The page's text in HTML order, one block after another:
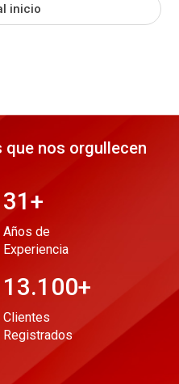
inicio
nos orgullecen
31+
Años de
Experiencia
13.100+
Clientes
Registrados